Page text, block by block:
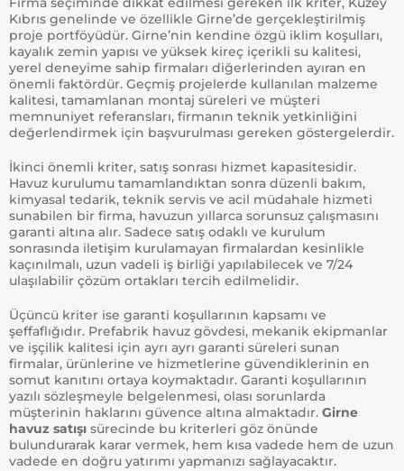
Kıbrıs genelinde ve özellikle Girne’de gerçekleştirilmiş
proje portföyüdür. Girne’nin kendine özgü iklim koşulları,
kayalık zemin yapısı ve yüksek kireç içerikli su kalitesi,
yerel deneyime sahip firmaları diğerlerinden ayıran en
önemli faktördür. Geçmiş projelerde kullanılan malzeme
kalitesi, tamamlanan montaj süreleri ve müşteri
memnuniyet referansları, firmanın teknik yetkinliğini
değerlendirmek için başvurulması gereken göstergelerdir.
İkinci önemli kriter, satış sonrası hizmet kapasitesidir.
Havuz kurulumu tamamlandıktan sonra düzenli bakım,
kimyasal tedarik, teknik servis ve acil müdahale hizmeti
sunabilen bir firma, havuzun yıllarca sorunsuz çalışmasını
garanti altına alır. Sadece satış odaklı ve kurulum
sonrasında iletişim kurulamayan firmalardan kesinlikle
kaçınılmalı, uzun vadeli iş birliği yapılabilecek ve 7/24
ulaşılabilir çözüm ortakları tercih edilmelidir.
Üçüncü kriter ise garanti koşullarının kapsamı ve
şeffaflığıdır. Prefabrik havuz gövdesi, mekanik ekipmanlar
ve işçilik kalitesi için ayrı ayrı garanti süreleri sunan
firmalar, ürünlerine ve hizmetlerine güvendiklerinin en
somut kanıtını ortaya koymaktadır. Garanti koşullarının
yazılı sözleşmeyle belgelenmesi, olası sorunlarda
müşterinin haklarını güvence altına almaktadır. Girne
havuz satışı sürecinde bu kriterleri göz önünde
bulundurarak karar vermek, hem kısa vadede hem de uzun
vadede en doğru yatırımı yapmanızı sağlayacaktır.